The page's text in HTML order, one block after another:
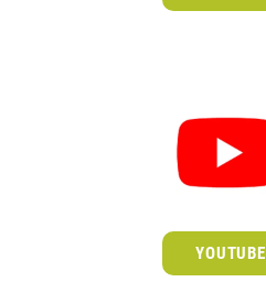
YOUTUBE